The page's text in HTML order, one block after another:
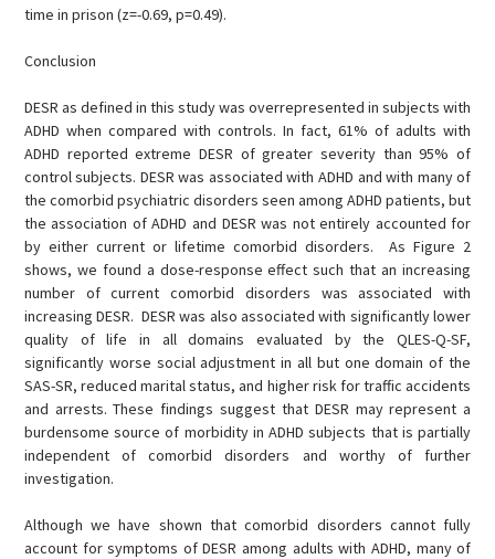
time in prison (z=-0.69, p=0.49).
Conclusion
DESR as defined in this study was overrepresented in subjects with
ADHD when compared with controls. In fact, 61% of adults with
ADHD reported extreme DESR of greater severity than 95% of
control subjects. DESR was associated with ADHD and with many of
the comorbid psychiatric disorders seen among ADHD patients, but
the association of ADHD and DESR was not entirely accounted for
by either current or lifetime comorbid disorders. As Figure 2
shows, we found a dose-response effect such that an increasing
number of current comorbid disorders was associated with
increasing DESR. DESR was also associated with significantly lower
quality of life in all domains evaluated by the QLES-Q-SF,
significantly worse social adjustment in all but one domain of the
SAS-SR, reduced marital status, and higher risk for traffic accidents
and arrests. These findings suggest that DESR may represent a
burdensome source of morbidity in ADHD subjects that is partially
independent of comorbid disorders and worthy of further
investigation.
Although we have shown that comorbid disorders cannot fully
account for symptoms of DESR among adults with ADHD, many of